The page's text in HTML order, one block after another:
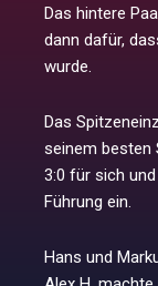
Das hintere
dann dafür,
wurde.
Das
seinem besten
3:0 für sich
Führung ein.
Hans und